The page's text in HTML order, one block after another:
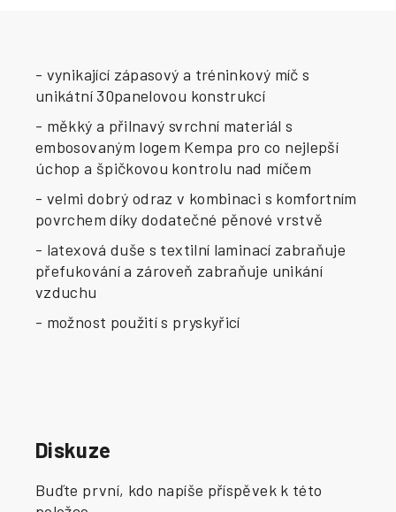
- vynikající zápasový a tréninkový míč s
unikátní 30panelovou konstrukcí
- měkký a přilnavý svrchní materiál s
embosovaným logem Kempa pro co nejlepší
úchop a špičkovou kontrolu nad míčem
- velmi dobrý odraz v kombinaci s komfortním
povrchem díky dodatečné pěnové vrstvě
- latexová duše s textilní laminací zabraňuje
přefukování a zároveň zabraňuje unikání
vzduchu
- možnost použití s pryskyřicí
Diskuze
Buďte první, kdo napíše příspěvek k této